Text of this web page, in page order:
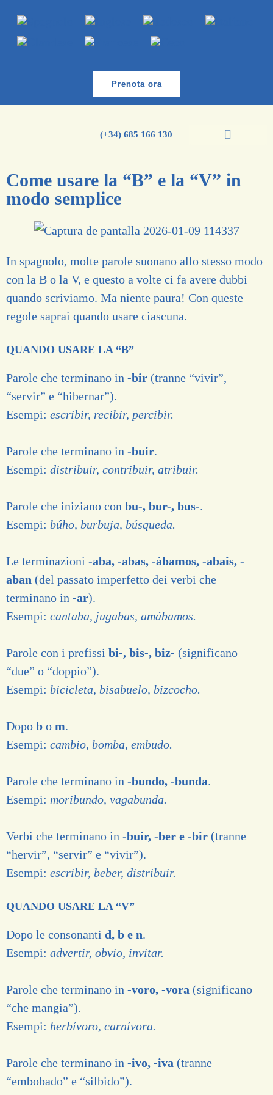
Prenota ora
(+34) 685 166 130
Come usare la “B” e la “V” in
modo semplice
In spagnolo, molte parole suonano allo stesso modo
con la B o la V, e questo a volte ci fa avere dubbi
quando scriviamo. Ma niente paura! Con queste
regole saprai quando usare ciascuna.
QUANDO USARE LA “B”
Parole che terminano in -bir (tranne “vivir”,
“servir” e “hibernar”).
Esempi: escribir, recibir, percibir.
Parole che terminano in -buir.
Esempi: distribuir, contribuir, atribuir.
Parole che iniziano con bu-, bur-, bus-.
Esempi: búho, burbuja, búsqueda.
Le terminazioni -aba, -abas, -ábamos, -abais, -
aban (del passato imperfetto dei verbi che
terminano in -ar).
Esempi: cantaba, jugabas, amábamos.
Parole con i prefissi bi-, bis-, biz- (significano
“due” o “doppio”).
Esempi: bicicleta, bisabuelo, bizcocho.
Dopo b o m.
Esempi: cambio, bomba, embudo.
Parole che terminano in -bundo, -bunda.
Esempi: moribundo, vagabunda.
Verbi che terminano in -buir, -ber e -bir (tranne
“hervir”, “servir” e “vivir”).
Esempi: escribir, beber, distribuir.
QUANDO USARE LA “V”
Dopo le consonanti d, b e n.
Esempi: advertir, obvio, invitar.
Parole che terminano in -voro, -vora (significano
“che mangia”).
Esempi: herbívoro, carnívora.
Parole che terminano in -ivo, -iva (tranne
“embobado” e “silbido”).